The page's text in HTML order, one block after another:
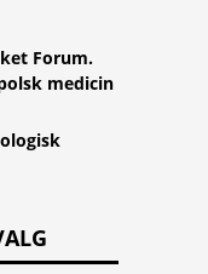
Forum.
medicin